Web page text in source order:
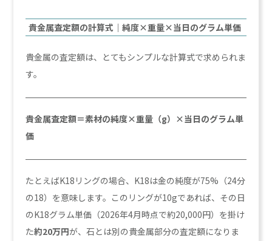
貴金属査定額の計算式｜純度×重量×当日のグラム単価
貴金属の査定額は、とてもシンプルな計算式で求められま
す。
貴金属査定額＝素材の純度×重量（g）×当日のグラム単
価
たとえばK18リングの場合、K18は金の純度が75%（24分
の18）を意味します。このリングが10gであれば、その日
のK18グラム単価（2026年4月時点で約20,000円）を掛け
た約20万円が、石とは別の貴金属部分の査定額になりま